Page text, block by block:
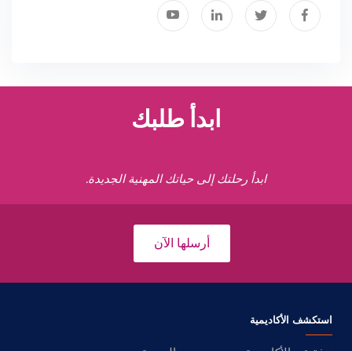
ابدأ طلبك
ابدأ رحلتك إلى حياتك المهنية الجديدة.
أرسلها الآن
استكشف الأكاديمية